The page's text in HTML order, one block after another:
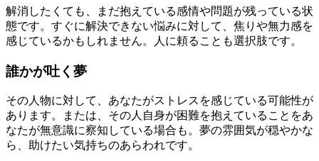
解消したくても、まだ抱えている感情や問題が残っている状
態です。すぐに解決できない悩みに対して、焦りや無力感を
感じているかもしれません。人に頼ることも選択肢です。
誰かが吐く夢
その人物に対して、あなたがストレスを感じている可能性が
あります。または、その人自身が困難を抱えていることをあ
なたが無意識に察知している場合も。夢の雰囲気が穏やかな
ら、助けたい気持ちのあらわれです。